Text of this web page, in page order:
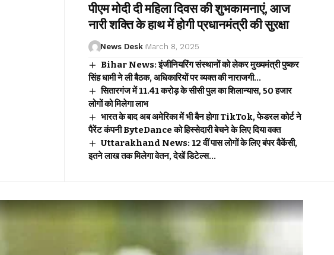
पीएम मोदी दी महिला दिवस की शुभकामनाएं, आज
नारी शक्ति के हाथ में होगी प्रधानमंत्री की सुरक्षा
News Desk March 8, 2025
Bihar News: इंजीनियरिंग संस्थानों को लेकर मुख्यमंत्री पुष्कर
सिंह धामी ने ली बैठक, अधिकारियों पर व्यक्त की नाराजगी…
सितारगंज में 11.41 करोड़ के सीसी पुल का शिलान्यास, 50 हजार
लोगों को मिलेगा लाभ
भारत के बाद अब अमेरिका में भी बैन होगा TikTok, फेडरल कोर्ट ने
पैरेंट कंपनी ByteDance को हिस्सेदारी बेचने के लिए दिया वक्त
Uttarakhand News: 12 वीं पास लोगों के लिए बंपर वैकेंसी,
इतने लाख तक मिलेगा वेतन, देखें डिटेल्स…